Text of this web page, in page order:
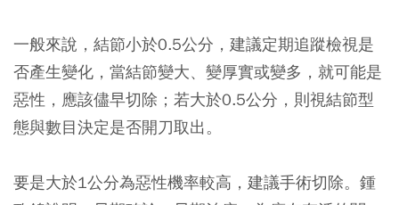
一般來說，結節小於0.5公分，建議定期追蹤檢視是
否產生變化，當結節變大、變厚實或變多，就可能是
惡性，應該儘早切除；若大於0.5公分，則視結節型
態與數目決定是否開刀取出。
要是大於1公分為惡性機率較高，建議手術切除。鍾